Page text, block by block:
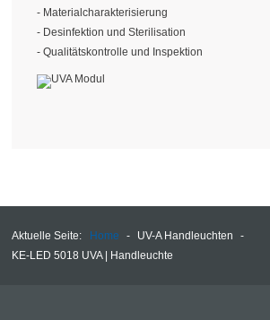
- Materialcharakterisierung
- Desinfektion und Sterilisation
- Qualitätskontrolle und Inspektion
Aktuelle Seite: Home - UV-A Handleuchten
-
KE-LED 5018 UVA | Handleuchte